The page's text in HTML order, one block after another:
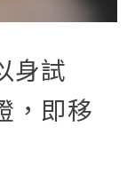
身試
，即移